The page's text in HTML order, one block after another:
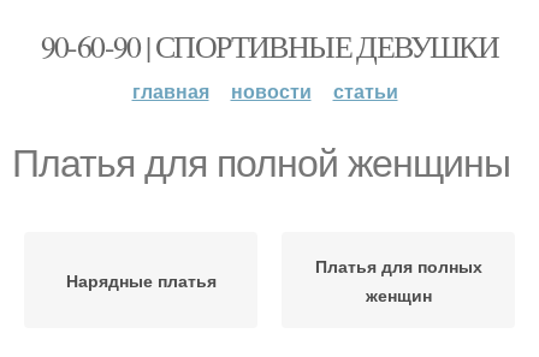
90-60-90 | СПОРТИВНЫЕ ДЕВУШКИ
главная новости статьи
Платья для полной женщины
Нарядные платья
Платья для полных
женщин